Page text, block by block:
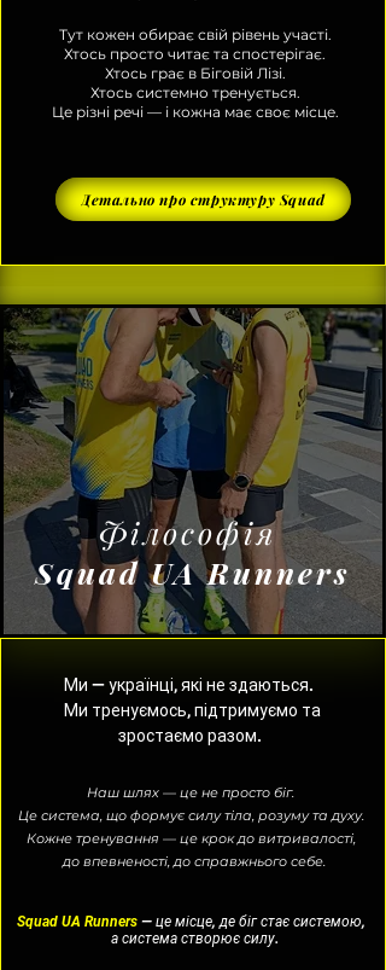
Тут кожен обирає свій рівень участі.
Хтось просто читає та спостерігає.
Хтось грає в Біговій Лізі.
Хтось системно тренується.
Це різні речі — і кожна має своє місце.
Детально про структуру Squad
Філософія
Squad UA Runners
Ми — українці, які не здаються.
Ми тренуємось, підтримуємо та
зростаємо разом.
Наш шлях — це не просто біг.
Це система, що формує силу тіла, розуму та духу.
Кожне тренування — це крок до витривалості,
до впевненості, до справжнього себе.
Squad UA Runners — це місце, де біг стає системою,
а система створює силу.